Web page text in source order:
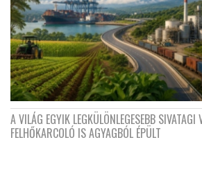
A VILÁG EGYIK LEGKÜLÖNLEGESEBB
FELHŐKARCOLÓ IS AGYAGBÓL ÉPÜLT